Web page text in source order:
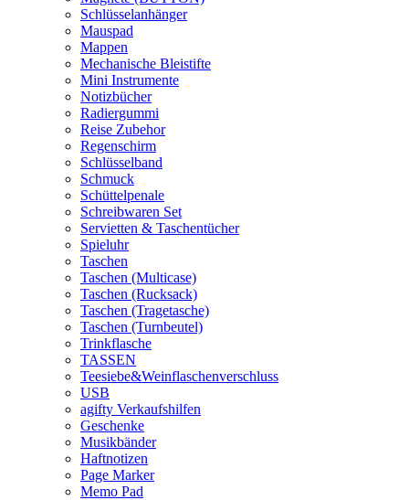
Schlüsselanhänger
Mauspad
Mappen
Mechanische Bleistifte
Mini Instrumente
Notizbücher
Radiergummi
Reise Zubehor
Regenschirm
Schlüsselband
Schmuck
Schüttelpenale
Schreibwaren Set
Servietten & Taschentücher
Spieluhr
Taschen
Taschen (Multicase)
Taschen (Rucksack)
Taschen (Tragetasche)
Taschen (Turnbeutel)
Trinkflasche
TASSEN
Teesiebe&Weinflaschenverschluss
USB
agifty Verkaufshilfen
Geschenke
Musikbänder
Haftnotizen
Page Marker
Memo Pad